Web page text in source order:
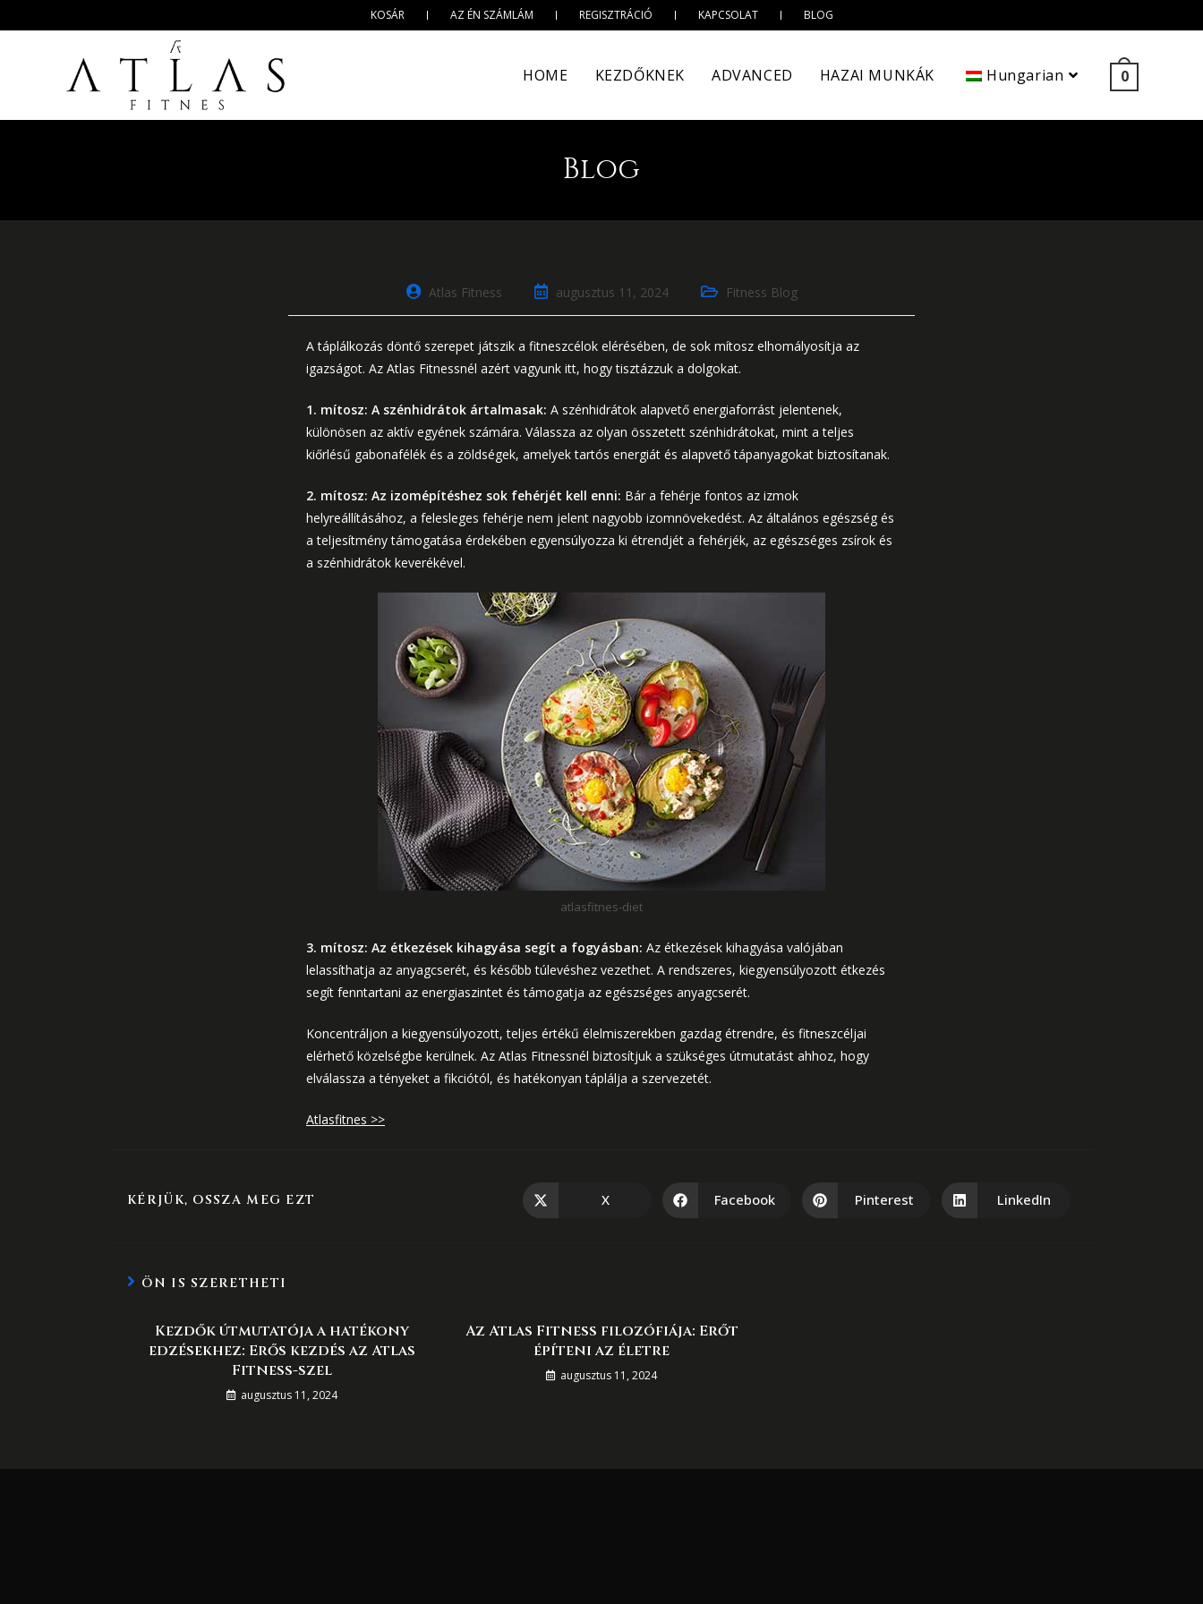
KOSÁR AZ ÉN SZÁMLÁM REGISZTRÁCIÓ KAPCSOLAT BLOG
HOME KEZDŐKNEK ADVANCED HAZAI MUNKÁK Hungarian 0
Blog
Atlas Fitness augusztus 11, 2024 Fitness Blog
A táplálkozás döntő szerepet játszik a fitneszcélok elérésében, de sok mítosz elhomályosítja az
igazságot. Az Atlas Fitnessnél azért vagyunk itt, hogy tisztázzuk a dolgokat.
1. mítosz: A szénhidrátok ártalmasak: A szénhidrátok alapvető energiaforrást jelentenek,
különösen az aktív egyének számára. Válassza az olyan összetett szénhidrátokat, mint a teljes
kiőrlésű gabonafélék és a zöldségek, amelyek tartós energiát és alapvető tápanyagokat biztosítanak.
2. mítosz: Az izomépítéshez sok fehérjét kell enni: Bár a fehérje fontos az izmok
helyreállításához, a felesleges fehérje nem jelent nagyobb izomnövekedést. Az általános egészség és
a teljesítmény támogatása érdekében egyensúlyozza ki étrendjét a fehérjék, az egészséges zsírok és
a szénhidrátok keverékével.
atlasfitnes-diet
3. mítosz: Az étkezések kihagyása segít a fogyásban: Az étkezések kihagyása valójában
lelassíthatja az anyagcserét, és később túlevéshez vezethet. A rendszeres, kiegyensúlyozott étkezés
segít fenntartani az energiaszintet és támogatja az egészséges anyagcserét.
Koncentráljon a kiegyensúlyozott, teljes értékű élelmiszerekben gazdag étrendre, és fitneszcéljai
elérhető közelségbe kerülnek. Az Atlas Fitnessnél biztosítjuk a szükséges útmutatást ahhoz, hogy
elválassza a tényeket a fikciótól, és hatékonyan táplálja a szervezetét.
Atlasfitnes >>
KÉRJÜK, OSSZA MEG EZT X Facebook Pinterest LinkedIn
ÖN IS SZERETHETI
Kezdők útmutatója a hatékony
edzésekhez: Erős kezdés az Atlas
Fitness-szel
augusztus 11, 2024
Az Atlas Fitness filozófiája: Erőt
építeni az életre
augusztus 11, 2024